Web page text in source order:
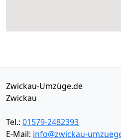
Zwickau-Umzüge.de
Zwickau
Tel.: 01579-2482393
E-Mail: info@zwickau-